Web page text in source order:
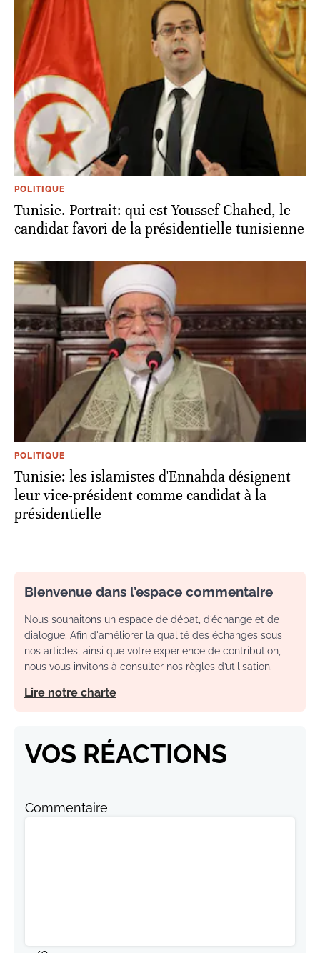
POLITIQUE
Tunisie. Portrait: qui est Youssef Chahed, le
candidat favori de la présidentielle tunisienne
POLITIQUE
Tunisie: les islamistes d'Ennahda désignent
leur vice-président comme candidat à la
présidentielle
Bienvenue dans l’espace commentaire
Nous souhaitons un espace de débat, d’échange et de
dialogue. Afin d'améliorer la qualité des échanges sous
nos articles, ainsi que votre expérience de contribution,
nous vous invitons à consulter nos règles d’utilisation.
Lire notre charte
VOS RÉACTIONS
Commentaire